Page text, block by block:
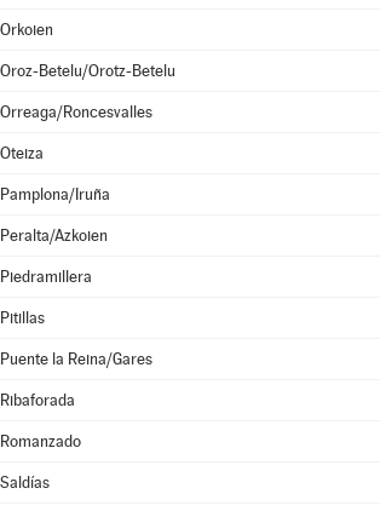
Orkoien
Oroz-Betelu/Orotz-Betelu
Orreaga/Roncesvalles
Oteiza
Pamplona/Iruña
Peralta/Azkoien
Piedramillera
Pitillas
Puente la Reina/Gares
Ribaforada
Romanzado
Saldías